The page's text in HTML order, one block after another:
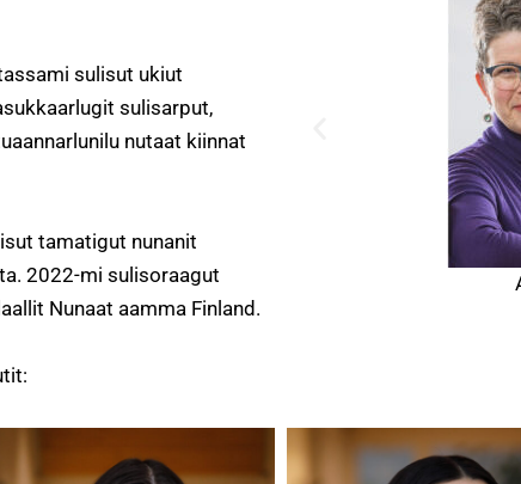
sulisut ukiut
sulisarput,
nutaat kiinnat
tamatigut nunanit
2022-mi sulisoraagut
Nunaat aamma Finland.